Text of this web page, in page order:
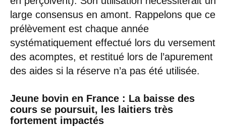
large consensus en amont. Rappelons que ce
prélèvement est chaque année
systématiquement effectué lors du versement
des acomptes, et restitué lors de l’apurement
des aides si la réserve n’a pas été utilisée.
Jeune bovin en France : La baisse des
cours se poursuit, les laitiers très
fortement impactés